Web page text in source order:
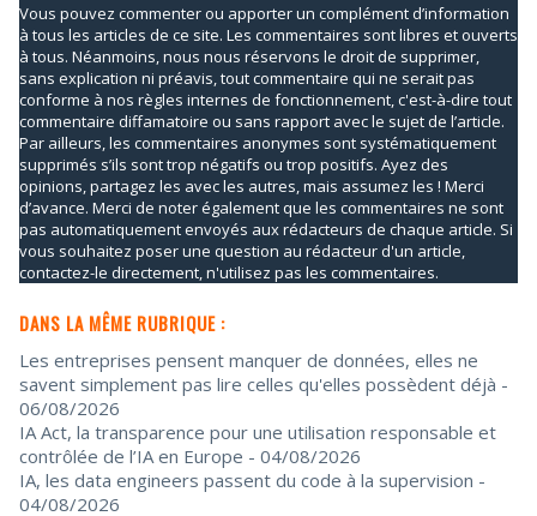
Vous pouvez commenter ou apporter un complément d’information
à tous les articles de ce site. Les commentaires sont libres et ouverts
à tous. Néanmoins, nous nous réservons le droit de supprimer,
sans explication ni préavis, tout commentaire qui ne serait pas
conforme à nos règles internes de fonctionnement, c'est-à-dire tout
commentaire diffamatoire ou sans rapport avec le sujet de l’article.
Par ailleurs, les commentaires anonymes sont systématiquement
supprimés s’ils sont trop négatifs ou trop positifs. Ayez des
opinions, partagez les avec les autres, mais assumez les ! Merci
d’avance. Merci de noter également que les commentaires ne sont
pas automatiquement envoyés aux rédacteurs de chaque article. Si
vous souhaitez poser une question au rédacteur d'un article,
contactez-le directement, n'utilisez pas les commentaires.
DANS LA MÊME RUBRIQUE :
Les entreprises pensent manquer de données, elles ne
savent simplement pas lire celles qu'elles possèdent déjà -
06/08/2026
IA Act, la transparence pour une utilisation responsable et
contrôlée de l’IA en Europe - 04/08/2026
IA, les data engineers passent du code à la supervision -
04/08/2026